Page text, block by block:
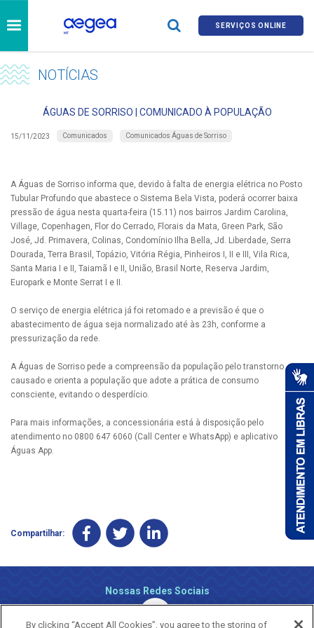
SERVIÇOS ONLINE
NOTÍCIAS
ÁGUAS DE SORRISO | COMUNICADO À POPULAÇÃO
15/11/2023 Comunicados Comunicados Águas de Sorriso
A Águas de Sorriso informa que, devido à falta de energia elétrica no Posto
Tubular Profundo que abastece o Sistema Bela Vista, poderá ocorrer baixa
pressão de água nesta quarta-feira (15.11) nos bairros Jardim Carolina,
Village, Copenhagen, Flor do Cerrado, Florais da Mata, Green Park, São
José, Jd. Primavera, Colinas, Condomínio Ilha Bella, Jd. Liberdade, Serra
Dourada, Terra Brasil, Topázio, Vitória Régia, Pinheiros I, II e III, Vila Rica,
Santa Maria I e II, Taiamã I e II, União, Brasil Norte, Reserva Jardim,
Europark e Monte Serrat I e II.
O serviço de energia elétrica já foi retomado e a previsão é que o
abastecimento de água seja normalizado até às 23h, conforme a
pressurização da rede.
A Águas de Sorriso pede a compreensão da população pelo transtorno
causado e orienta a população que adote a prática de consumo
consciente, evitando o desperdício.
Para mais informações, a concessionária está à disposição pelo
atendimento no 0800 647 6060 (Call Center e WhatsApp) e aplicativo
Águas App.
Compartilhar:
Nossas Redes Sociais
By clicking “Accept All Cookies”, you agree to the storing of